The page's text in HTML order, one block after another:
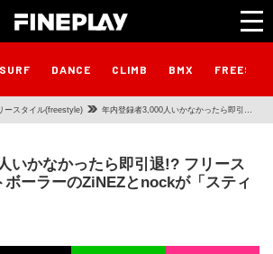
SURF DANCE CLIMB BMX
ースタイル(freestyle) 年内登録者3,000人いかなかったら即引退!?
ZiNEZとnockが「スティボ」で重大発表!
いかなかったら即引退!? フリース
ボーラーのZiNEZとnockが「スティ